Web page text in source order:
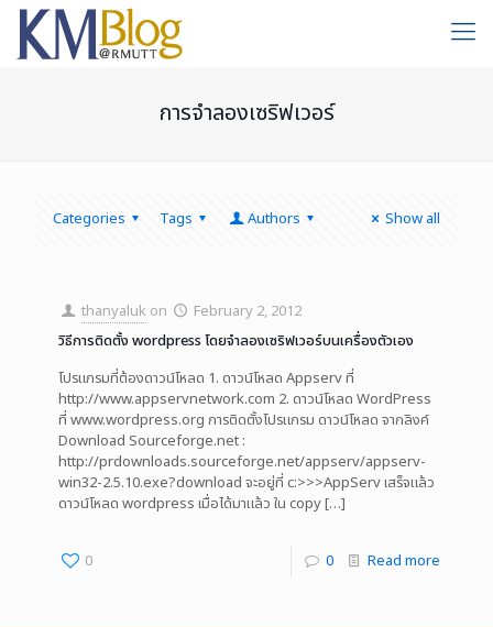
การจำลองเซริฟเวอร์
Categories Tags Authors Show all
thanyaluk on
February 2, 2012
วิธีการติดตั้ง wordpress โดยจำลองเซริฟเวอร์บนเครื่องตัวเอง
โปรแกรมที่ต้องดาวน์โหลด 1. ดาวน์โหลด Appserv ที่
http://www.appservnetwork.com 2. ดาวน์โหลด WordPress
ที่ www.wordpress.org การติดตั้งโปรแกรม ดาวน์โหลด จากลิงค์
Download Sourceforge.net :
http://prdownloads.sourceforge.net/appserv/appserv-
win32-2.5.10.exe?download จะอยู่ที่ c:>>>AppServ เสร็จแล้ว
ดาวน์โหลด wordpress เมื่อได้มาแล้ว ใน copy[…]
0 0 Read more